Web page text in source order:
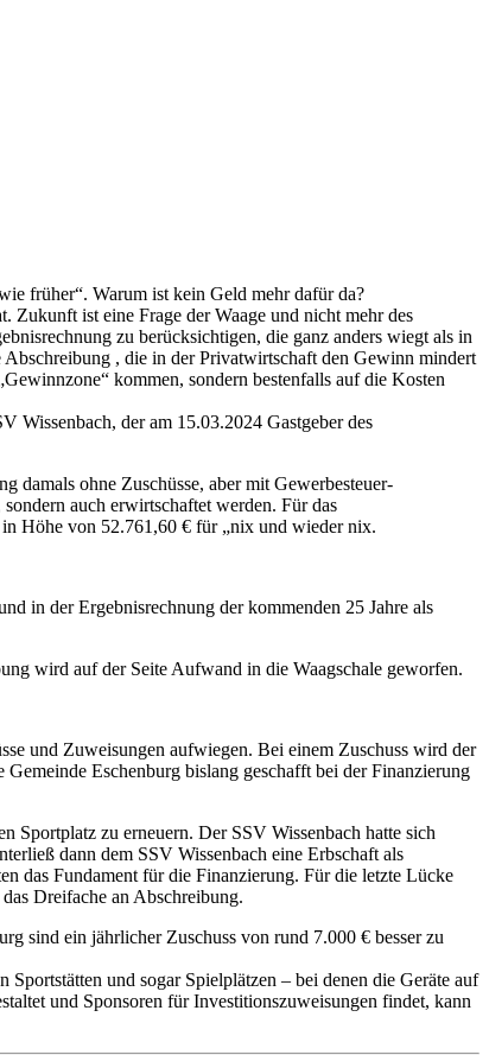
früher“. Warum ist kein Geld mehr dafür da?
Zukunft ist eine Frage der Waage und nicht mehr des
zu berücksichtigen, die ganz anders wiegt als in
, die in der Privatwirtschaft den Gewinn mindert
kommen, sondern bestenfalls auf die Kosten
Wissenbach, der am 15.03.2024 Gastgeber des
damals ohne Zuschüsse, aber mit Gewerbesteuer-
auch erwirtschaftet werden. Für das
Höhe von 52.761,60 € für „nix und wieder nix.
in der Ergebnisrechnung der kommenden 25 Jahre als
wird auf der Seite Aufwand in die Waagschale geworfen.
und Zuweisungen aufwiegen. Bei einem Zuschuss wird der
Eschenburg bislang geschafft bei der Finanzierung
Sportplatz zu erneuern. Der SSV Wissenbach hatte sich
dann dem SSV Wissenbach eine Erbschaft als
das Fundament für die Finanzierung. Für die letzte Lücke
Dreifache an Abschreibung.
sind ein jährlicher Zuschuss von rund 7.000 € besser zu
und sogar Spielplätzen – bei denen die Geräte auf
und Sponsoren für Investitionszuweisungen findet, kann